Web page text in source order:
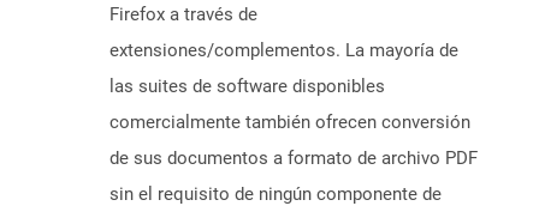
Firefox a través de
extensiones/complementos. La mayoría de
las suites de software disponibles
comercialmente también ofrecen conversión
de sus documentos a formato de archivo PDF
sin el requisito de ningún componente de